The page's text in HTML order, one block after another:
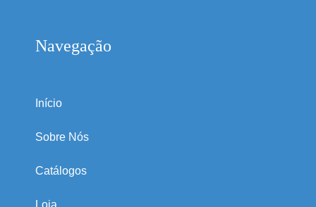
Navegação
Início
Sobre Nós
Catálogos
Loja